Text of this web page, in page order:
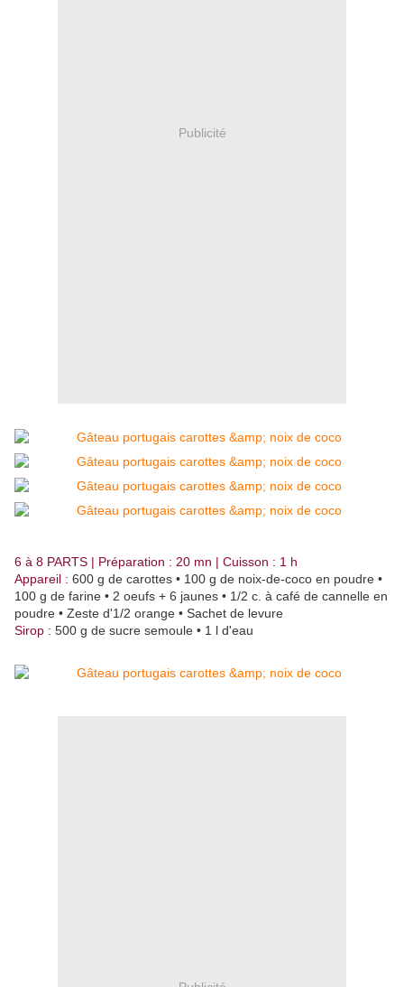
Publicité
6 à 8 PARTS | Préparation : 20 mn | Cuisson : 1 h
Appareil : 600 g de carottes • 100 g de noix-de-coco en poudre •
100 g de farine • 2 oeufs + 6 jaunes • 1/2 c. à café de cannelle en
poudre • Zeste d'1/2 orange • Sachet de levure
Sirop : 500 g de sucre semoule • 1 l d'eau